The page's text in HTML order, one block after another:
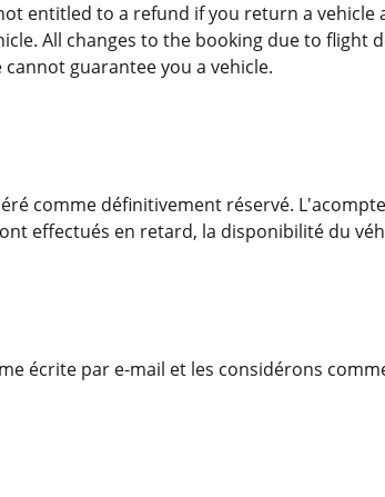
entitled to a refund if you return a
All changes to the booking due to flight
cannot guarantee you a vehicle.
comme définitivement réservé.
effectués en retard, la disponibilité du
écrite par e-mail et les considérons